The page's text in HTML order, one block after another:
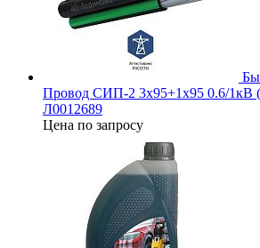
Провод СИП-2 3х95+1х95 0.6/1кВ
Л0012689
Цена по запросу